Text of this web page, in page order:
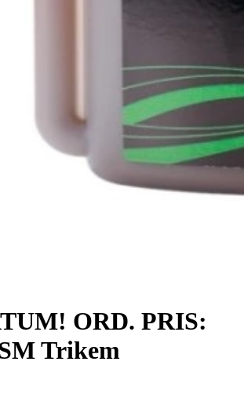
ORD. PRIS:
Trikem